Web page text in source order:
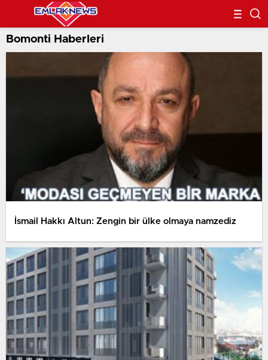
Bomonti Haberleri
İsmail Hakkı Altun: Zengin bir ülke olmaya namzediz